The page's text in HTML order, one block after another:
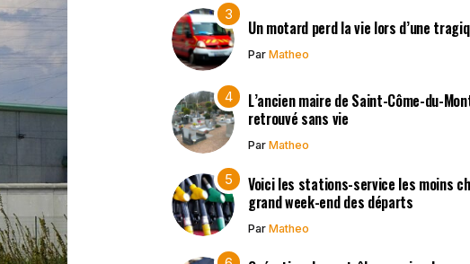
Un motard perd la vie lors d’une
Par Matheo
L’ancien maire de Saint-Côme-du-
retrouvé sans vie
Par Matheo
Voici les stations-service les moins
grand week-end des départs
Par Matheo